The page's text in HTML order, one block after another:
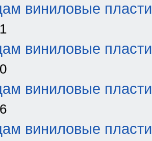
виниловые
виниловые
виниловые
виниловые